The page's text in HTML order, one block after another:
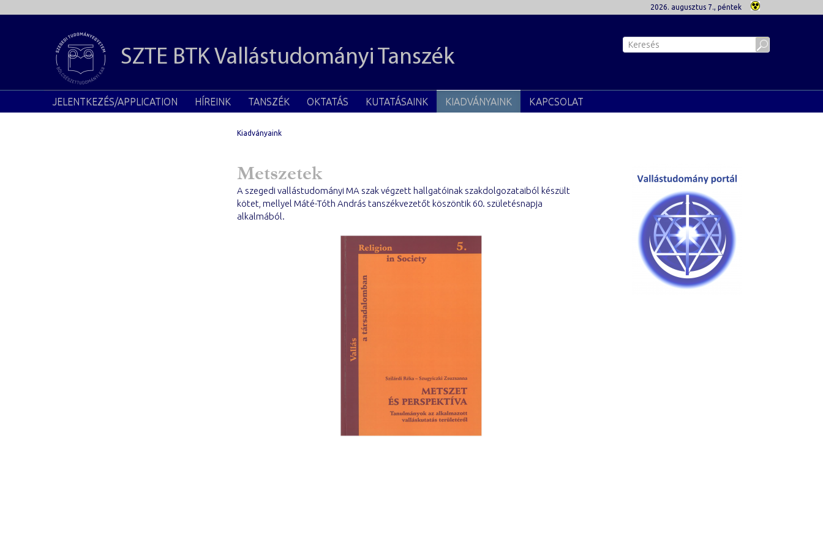
2026. augusztus 7., péntek
SZTE BTK Vallástudományi Tanszék
JELENTKEZÉS/APPLICATION HÍREINK TANSZÉK OKTATÁS KUTATÁSAINK KIADVÁNYAINK KAPCSOLAT
Kiadványaink
Metszetek
A szegedi vallástudományi MA szak végzett hallgatóinak szakdolgozataiból készült
kötet, mellyel Máté-Tóth András tanszékvezetőt köszöntik 60. születésnapja
alkalmából.